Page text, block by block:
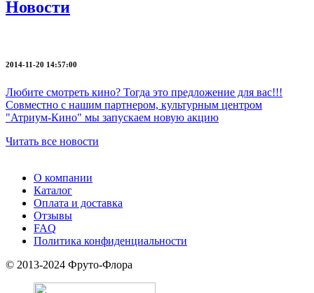
Новости
2014-11-20 14:57:00
Любите смотреть кино? Тогда это предложение для вас!!!
Совместно с нашим партнером, культурным центром
"Атриум-Кино" мы запускаем новую акцию
Читать все новости
О компании
Каталог
Оплата и доставка
Отзывы
FAQ
Политика конфиденциальности
© 2013-2024 Фруто-Флора